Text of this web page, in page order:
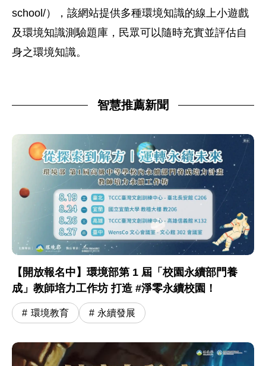
school/），該網站提供多種環境知識的線上小遊戲
及環境知識測驗題庫，民眾可以隨時充實並評估自
身之環境知識。
智慧推薦新聞
【開放報名中】環境部第 1 屆「校園永續部門養
成」教師培力工作坊 打造 #淨零永續校園！
環境教育 永續發展